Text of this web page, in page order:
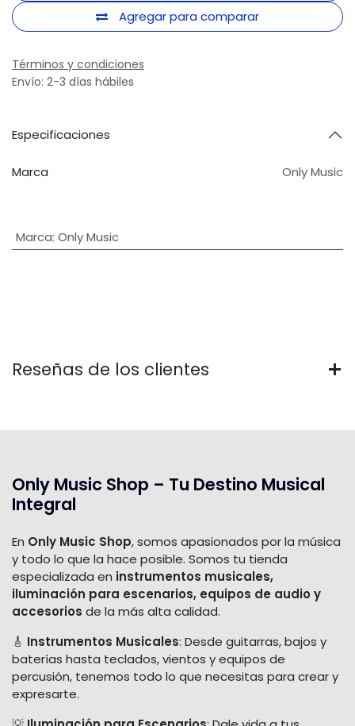
Agregar para comparar
Términos y condiciones
Envío: 2-3 días hábiles
Especificaciones
Marca Only Music
Marca: Only Music
Reseñas de los clientes
Only Music Shop – Tu Destino Musical
Integral
En Only Music Shop, somos apasionados por la música
y todo lo que la hace posible. Somos tu tienda
especializada en instrumentos musicales,
iluminación para escenarios, equipos de audio y
accesorios de la más alta calidad.
🎸 Instrumentos Musicales: Desde guitarras, bajos y
baterías hasta teclados, vientos y equipos de
percusión, tenemos todo lo que necesitas para crear y
expresarte.